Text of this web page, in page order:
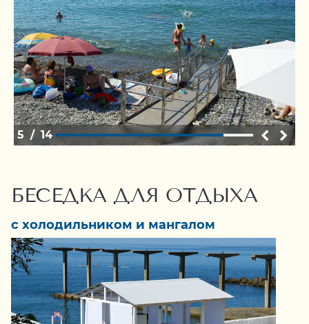
6 / 14
БЕСЕДКА ДЛЯ ОТДЫХА
с холодильником и мангалом